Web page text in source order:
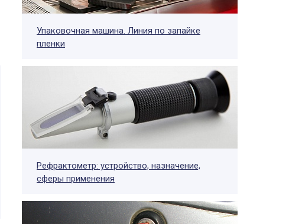
Упаковочная машина. Линия по запайке
пленки
Рефрактометр: устройство, назначение,
сферы применения